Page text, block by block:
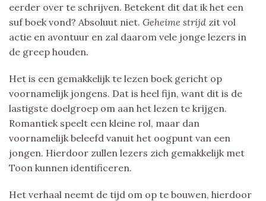
eerder over te schrijven. Betekent dit dat ik het een
suf boek vond? Absoluut niet. Geheime strijd zit vol
actie en avontuur en zal daarom vele jonge lezers in
de greep houden.
Het is een gemakkelijk te lezen boek gericht op
voornamelijk jongens. Dat is heel fijn, want dit is de
lastigste doelgroep om aan het lezen te krijgen.
Romantiek speelt een kleine rol, maar dan
voornamelijk beleefd vanuit het oogpunt van een
jongen. Hierdoor zullen lezers zich gemakkelijk met
Toon kunnen identificeren.
Het verhaal neemt de tijd om op te bouwen, hierdoor